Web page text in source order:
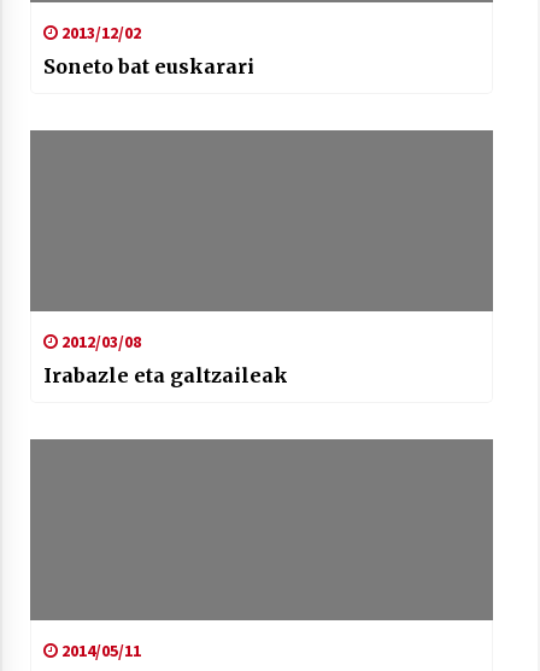
Zebrabidearen denboraldi amaiera
EHZtik
Telebistaren eskutik
2013/12/02
Soneto bat euskarari
2012/03/08
Irabazle eta galtzaileak
2014/05/11